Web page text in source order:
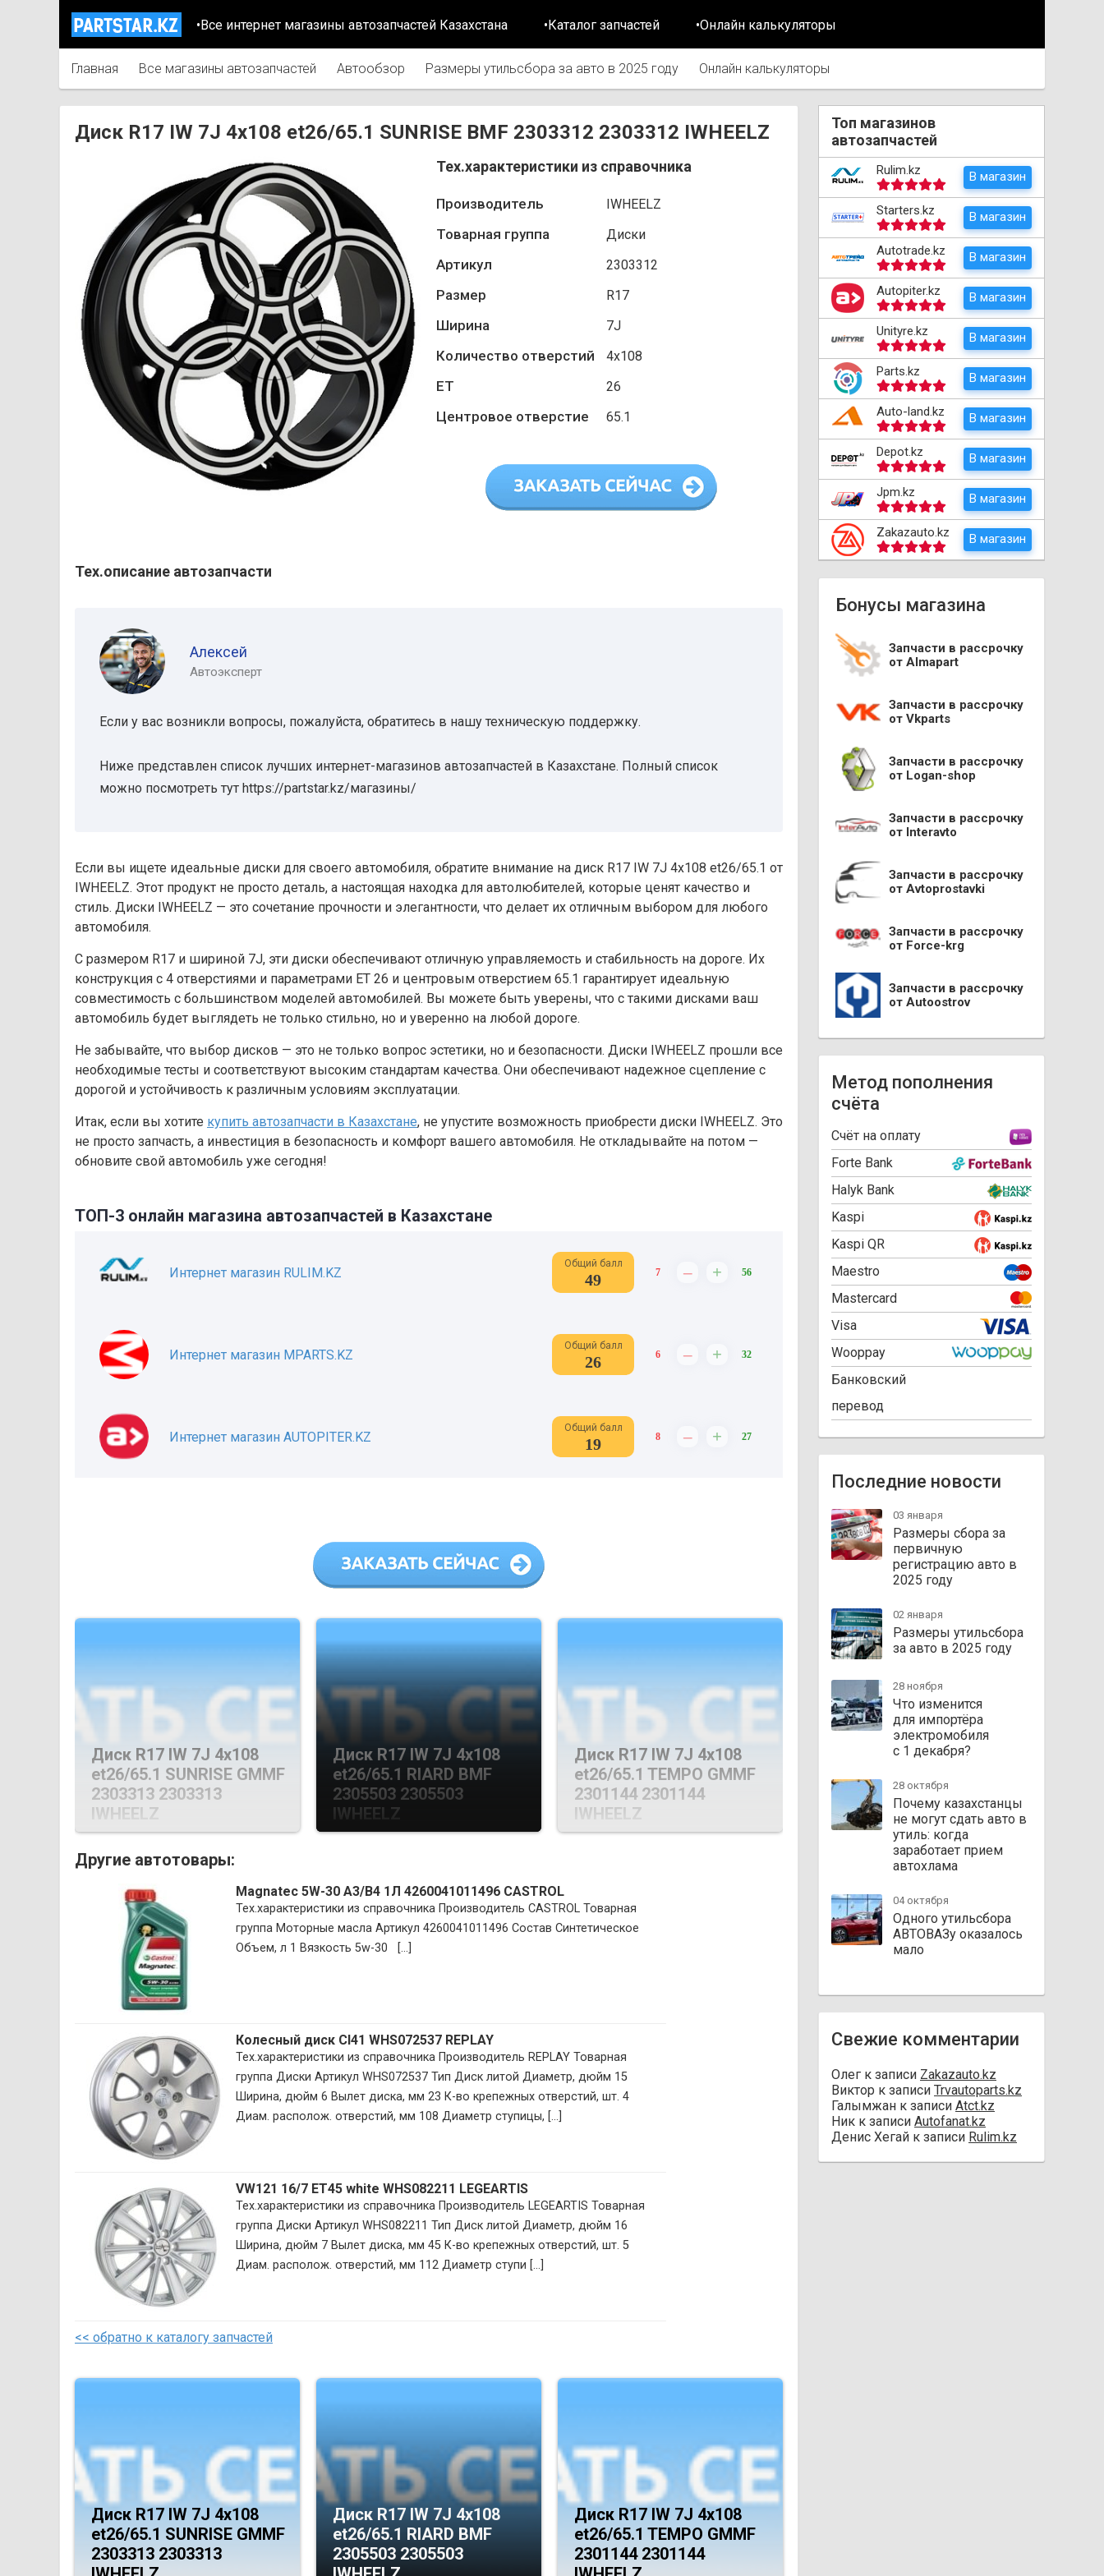
•Все интернет магазины автозапчастей Казахстана •Каталог запчастей •Онлайн калькуляторы
Главная Все магазины автозапчастей Автообзор Размеры утильсбора за авто в 2025 году Онлайн калькуляторы
Диск R17 IW 7J 4х108 et26/65.1 SUNRISE BMF 2303312 2303312 IWHEELZ
Тех.характеристики из справочника
Производитель IWHEELZ
Товарная группа Диски
Артикул 2303312
Размер R17
Ширина 7J
Количество отверстий 4х108
ET 26
Центровое отверстие 65.1
Тех.описание автозапчасти
Алексей
Автоэксперт
Если у вас возникли вопросы, пожалуйста, обратитесь в нашу техническую поддержку.
Ниже представлен список лучших интернет-магазинов автозапчастей в Казахстане. Полный список
можно посмотреть тут https://partstar.kz/магазины/
Если вы ищете идеальные диски для своего автомобиля, обратите внимание на диск R17 IW 7J 4х108 et26/65.1 от
IWHEELZ. Этот продукт не просто деталь, а настоящая находка для автолюбителей, которые ценят качество и
стиль. Диски IWHEELZ — это сочетание прочности и элегантности, что делает их отличным выбором для любого
автомобиля.
С размером R17 и шириной 7J, эти диски обеспечивают отличную управляемость и стабильность на дороге. Их
конструкция с 4 отверстиями и параметрами ET 26 и центровым отверстием 65.1 гарантирует идеальную
совместимость с большинством моделей автомобилей. Вы можете быть уверены, что с такими дисками ваш
автомобиль будет выглядеть не только стильно, но и уверенно на любой дороге.
Не забывайте, что выбор дисков — это не только вопрос эстетики, но и безопасности. Диски IWHEELZ прошли все
необходимые тесты и соответствуют высоким стандартам качества. Они обеспечивают надежное сцепление с
дорогой и устойчивость к различным условиям эксплуатации.
Итак, если вы хотите купить автозапчасти в Казахстане, не упустите возможность приобрести диски IWHEELZ. Это
не просто запчасть, а инвестиция в безопасность и комфорт вашего автомобиля. Не откладывайте на потом —
обновите свой автомобиль уже сегодня!
ТОП-3 онлайн магазина автозапчастей в Казахстане
Интернет магазин RULIM.KZ
Общий балл
49 7 – + 56
Интернет магазин MPARTS.KZ
Общий балл
26 6 – + 32
Интернет магазин AUTOPITER.KZ
Общий балл
19 8 – + 27
Диск R17 IW 7J 4х108
et26/65.1 SUNRISE GMMF
2303313 2303313
IWHEELZ
Диск R17 IW 7J 4х108
et26/65.1 RIARD BMF
2305503 2305503
IWHEELZ
Диск R17 IW 7J 4х108
et26/65.1 TEMPO GMMF
2301144 2301144
IWHEELZ
Другие автотовары:
Magnatec 5W-30 A3/B4 1Л 4260041011496 CASTROL
Тех.характеристики из справочника Производитель CASTROL Товарная
группа Моторные масла Артикул 4260041011496 Состав Синтетическое
Объем, л 1 Вязкость 5w-30 [...]
Колесный диск CI41 WHS072537 REPLAY
Тех.характеристики из справочника Производитель REPLAY Товарная
группа Диски Артикул WHS072537 Тип Диск литой Диаметр, дюйм 15
Ширина, дюйм 6 Вылет диска, мм 23 К-во крепежных отверстий, шт. 4
Диам. располож. отверстий, мм 108 Диаметр ступицы, [...]
VW121 16/7 ET45 white WHS082211 LEGEARTIS
Тех.характеристики из справочника Производитель LEGEARTIS Товарная
группа Диски Артикул WHS082211 Тип Диск литой Диаметр, дюйм 16
Ширина, дюйм 7 Вылет диска, мм 45 К-во крепежных отверстий, шт. 5
Диам. располож. отверстий, мм 112 Диаметр ступи [...]
<< обратно к каталогу запчастей
Диск R17 IW 7J 4х108
et26/65.1 SUNRISE GMMF
2303313 2303313
Диск R17 IW 7J 4х108
et26/65.1 RIARD BMF
2305503 2305503
Диск R17 IW 7J 4х108
et26/65.1 TEMPO GMMF
2301144 2301144
Топ магазинов
автозапчастей
Rulim.kz В магазин
Starters.kz В магазин
Autotrade.kz В магазин
Autopiter.kz В магазин
Unityre.kz В магазин
Parts.kz В магазин
Auto-land.kz В магазин
Depot.kz В магазин
Jpm.kz В магазин
Zakazauto.kz В магазин
Бонусы магазина
Запчасти в рассрочку
от Almapart
Запчасти в рассрочку
от Vkparts
Запчасти в рассрочку
от Logan-shop
Запчасти в рассрочку
от Interavto
Запчасти в рассрочку
от Avtoprostavki
Запчасти в рассрочку
от Force-krg
Запчасти в рассрочку
от Autoostrov
Метод пополнения
счёта
Cчёт на оплату
Forte Bank
Halyk Bank
Kaspi
Kaspi QR
Maestro
Mastercard
Visa
Wooppay
Банковский
перевод
Последние новости
03 января
Размеры сбора за
первичную
регистрацию авто в
2025 году
02 января
Размеры утильсбора
за авто в 2025 году
28 ноября
Что изменится
для импортёра
электромобиля
с 1 декабря?
28 октября
Почему казахстанцы
не могут сдать авто в
утиль: когда
заработает прием
автохлама
04 октября
Одного утильсбора
АВТОВАЗу оказалось
мало
Свежие комментарии
Олег к записи Zakazauto.kz
Виктор к записи Trvautoparts.kz
Галымжан к записи Atct.kz
Ник к записи Autofanat.kz
Денис Хегай к записи Rulim.kz